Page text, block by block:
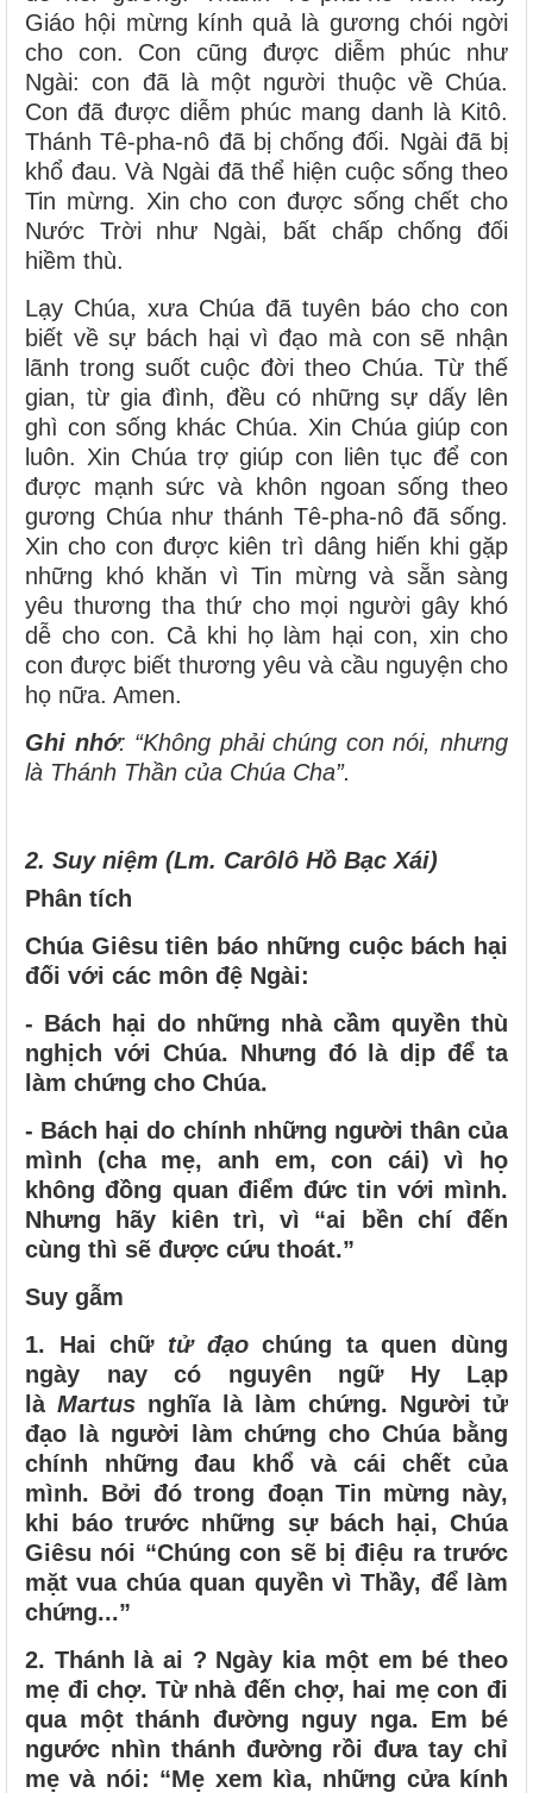
Giáo hội mừng kính quả là gương chói ngời
cho con. Con cũng được diễm phúc như
Ngài: con đã là một người thuộc về Chúa.
Con đã được diễm phúc mang danh là Kitô.
Thánh Tê-pha-nô đã bị chống đối. Ngài đã bị
khổ đau. Và Ngài đã thể hiện cuộc sống theo
Tin mừng. Xin cho con được sống chết cho
Nước Trời như Ngài, bất chấp chống đối
hiềm thù.
Lạy Chúa, xưa Chúa đã tuyên báo cho con
biết về sự bách hại vì đạo mà con sẽ nhận
lãnh trong suốt cuộc đời theo Chúa. Từ thế
gian, từ gia đình, đều có những sự dấy lên
ghì con sống khác Chúa. Xin Chúa giúp con
luôn. Xin Chúa trợ giúp con liên tục để con
được mạnh sức và khôn ngoan sống theo
gương Chúa như thánh Tê-pha-nô đã sống.
Xin cho con được kiên trì dâng hiến khi gặp
những khó khăn vì Tin mừng và sẵn sàng
yêu thương tha thứ cho mọi người gây khó
dễ cho con. Cả khi họ làm hại con, xin cho
con được biết thương yêu và cầu nguyện cho
họ nữa. Amen.
Ghi nhớ: “Không phải chúng con nói, nhưng
là Thánh Thần của Chúa Cha”.
2. Suy niệm (Lm. Carôlô Hồ Bạc Xái)
Phân tích
Chúa Giêsu tiên báo những cuộc bách hại
đối với các môn đệ Ngài:
- Bách hại do những nhà cầm quyền thù
nghịch với Chúa. Nhưng đó là dịp để ta
làm chứng cho Chúa.
- Bách hại do chính những người thân của
mình (cha mẹ, anh em, con cái) vì họ
không đồng quan điểm đức tin với mình.
Nhưng hãy kiên trì, vì “ai bền chí đến
cùng thì sẽ được cứu thoát.”
Suy gẫm
1. Hai chữ tử đạochúng ta quen dùng
ngày nay có nguyên ngữ Hy Lạp
là Martus nghĩa là làm chứng. Người tử
đạo là người làm chứng cho Chúa bằng
chính những đau khổ và cái chết của
mình. Bởi đó trong đoạn Tin mừng này,
khi báo trước những sự bách hại, Chúa
Giêsu nói “Chúng con sẽ bị điệu ra trước
mặt vua chúa quan quyền vì Thầy, để làm
chứng...”
2. Thánh là ai ? Ngày kia một em bé theo
mẹ đi chợ. Từ nhà đến chợ, hai mẹ con đi
qua một thánh đường nguy nga. Em bé
ngước nhìn thánh đường rồi đưa tay chỉ
mẹ và nói: “Mẹ xem kìa, những cửa kính